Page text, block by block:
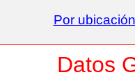
Por ubicación
Datos